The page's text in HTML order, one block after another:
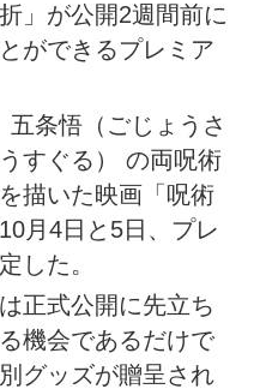
」が公開2週間前に
ができるプレミア
条悟（ごじょうさ
すぐる） の両呪術
描いた映画「呪術
月4日と5日、プレ
した。
正式公開に先立ち
機会であるだけで
グッズが贈呈され